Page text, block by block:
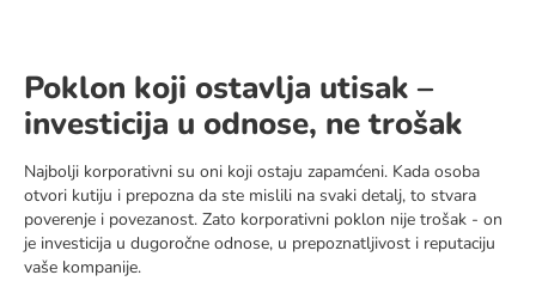
Poklon koji ostavlja utisak –
investicija u odnose, ne trošak
Najbolji korporativni su oni koji ostaju zapamćeni. Kada osoba
otvori kutiju i prepozna da ste mislili na svaki detalj, to stvara
poverenje i povezanost. Zato korporativni poklon nije trošak - on
je investicija u dugoročne odnose, u prepoznatljivost i reputaciju
vaše kompanije.